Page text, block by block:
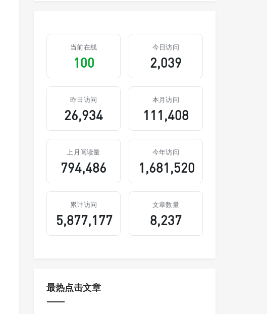
当前在线
100
今日访问
2,039
昨日访问
26,934
本月访问
111,408
上月阅读量
794,486
今年访问
1,681,520
累计访问
5,877,177
文章数量
8,237
最热点击文章